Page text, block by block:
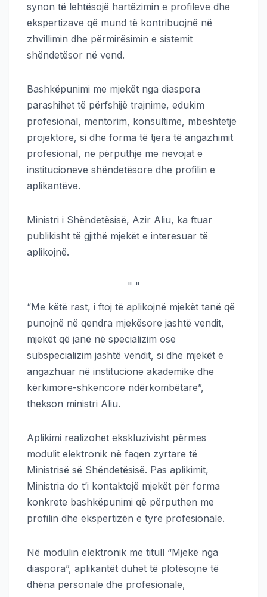
synon të lehtësojë hartëzimin e profileve dhe
ekspertizave që mund të kontribuojnë në
zhvillimin dhe përmirësimin e sistemit
shëndetësor në vend.
Bashkëpunimi me mjekët nga diaspora
parashihet të përfshijë trajnime, edukim
profesional, mentorim, konsultime, mbështetje
projektore, si dhe forma të tjera të angazhimit
profesional, në përputhje me nevojat e
institucioneve shëndetësore dhe profilin e
aplikantëve.
Ministri i Shëndetësisë, Azir Aliu, ka ftuar
publikisht të gjithë mjekët e interesuar të
aplikojnë.
" "
“Me këtë rast, i ftoj të aplikojnë mjekët tanë që
punojnë në qendra mjekësore jashtë vendit,
mjekët që janë në specializim ose
subspecializim jashtë vendit, si dhe mjekët e
angazhuar në institucione akademike dhe
kërkimore-shkencore ndërkombëtare”,
thekson ministri Aliu.
Aplikimi realizohet ekskluzivisht përmes
modulit elektronik në faqen zyrtare të
Ministrisë së Shëndetësisë. Pas aplikimit,
Ministria do t’i kontaktojë mjekët për forma
konkrete bashkëpunimi që përputhen me
profilin dhe ekspertizën e tyre profesionale.
Në modulin elektronik me titull “Mjekë nga
diaspora”, aplikantët duhet të plotësojnë të
dhëna personale dhe profesionale,